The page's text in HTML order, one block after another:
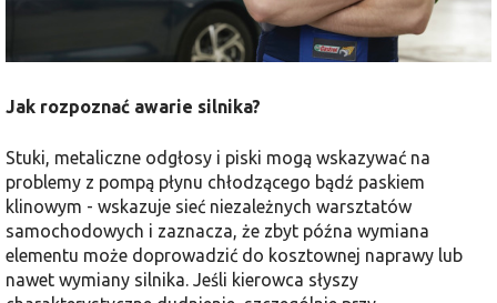
Jak rozpoznać awarie silnika?
Stuki, metaliczne odgłosy i piski mogą wskazywać na
problemy z pompą płynu chłodzącego bądź paskiem
klinowym - wskazuje sieć niezależnych warsztatów
samochodowych i zaznacza, że zbyt późna wymiana
elementu może doprowadzić do kosztownej naprawy lub
nawet wymiany silnika. Jeśli kierowca słyszy